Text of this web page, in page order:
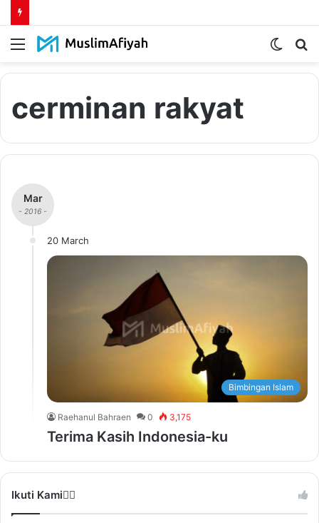
Menu
Switch
cerminan rakyat
Mar
- 2016 -
20 March
Bimbingan Islam
Raehanul Bahraen 0 3,175
Terima Kasih Indonesia-ku
Ikuti Kami❤️‍🔥